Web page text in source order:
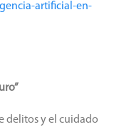
artificial-en-
delitos y el cuidado